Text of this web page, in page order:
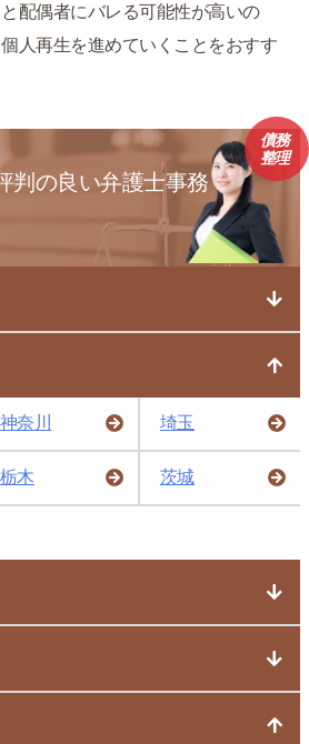
配偶者にバレる可能性が高いの
人再生を進めていくことをおすす
判の良い弁護士事務
債務
整理
神奈川 埼玉
栃木 茨城